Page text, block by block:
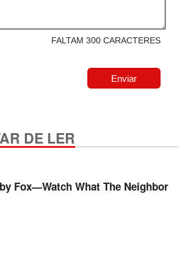
FALTAM 300 CARACTERES